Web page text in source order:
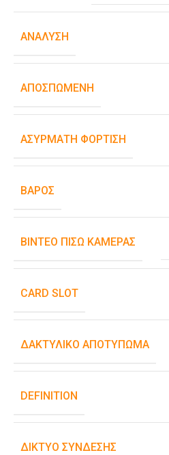
ΑΝΆΛΥΣΗ
ΑΠΟΣΠΏΜΕΝΗ
ΑΣΎΡΜΑΤΗ ΦΌΡΤΙΣΗ
ΒΆΡΟΣ
ΒΊΝΤΕΟ ΠΊΣΩ ΚΆΜΕΡΑΣ
CARD SLOT
ΔΑΚΤΥΛΙΚΌ ΑΠΟΤΎΠΩΜΑ
DEFINITION
ΔΊΚΤΥΟ ΣΎΝΔΕΣΗΣ